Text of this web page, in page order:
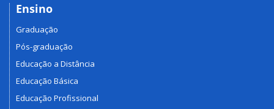
Ensino
Graduação
Pós-graduação
Educação a Distância
Educação Básica
Educação Profissional